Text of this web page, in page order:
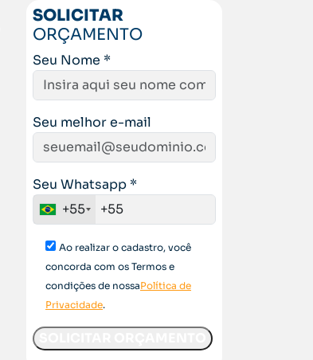
SOLICITAR
ORÇAMENTO
Seu Nome *
Seu melhor e-mail
Seu Whatsapp *
+55
Ao realizar o cadastro, você
concorda com os Termos e
condições de nossaPolítica de
Privacidade.